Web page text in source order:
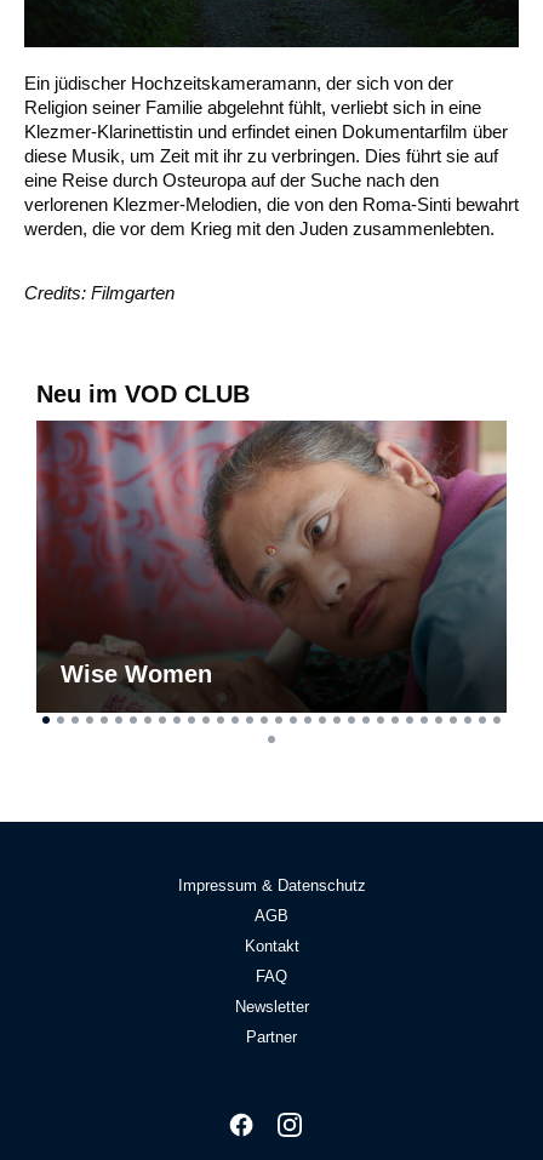
Ein jüdischer Hochzeitskameramann, der sich von der
Religion seiner Familie abgelehnt fühlt, verliebt sich in eine
Klezmer-Klarinettistin und erfindet einen Dokumentarfilm über
diese Musik, um Zeit mit ihr zu verbringen. Dies führt sie auf
eine Reise durch Osteuropa auf der Suche nach den
verlorenen Klezmer-Melodien, die von den Roma-Sinti bewahrt
werden, die vor dem Krieg mit den Juden zusammenlebten.
Credits: Filmgarten
Neu im VOD CLUB
Wise Women
Impressum & Datenschutz
AGB
Kontakt
FAQ
Newsletter
Partner